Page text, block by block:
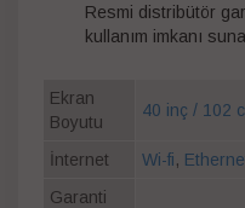
Resmi distribütör
kullanım imkanı
Ekran
Boyutu
40 inç / 102
İnternet Wi-fi,
Garanti